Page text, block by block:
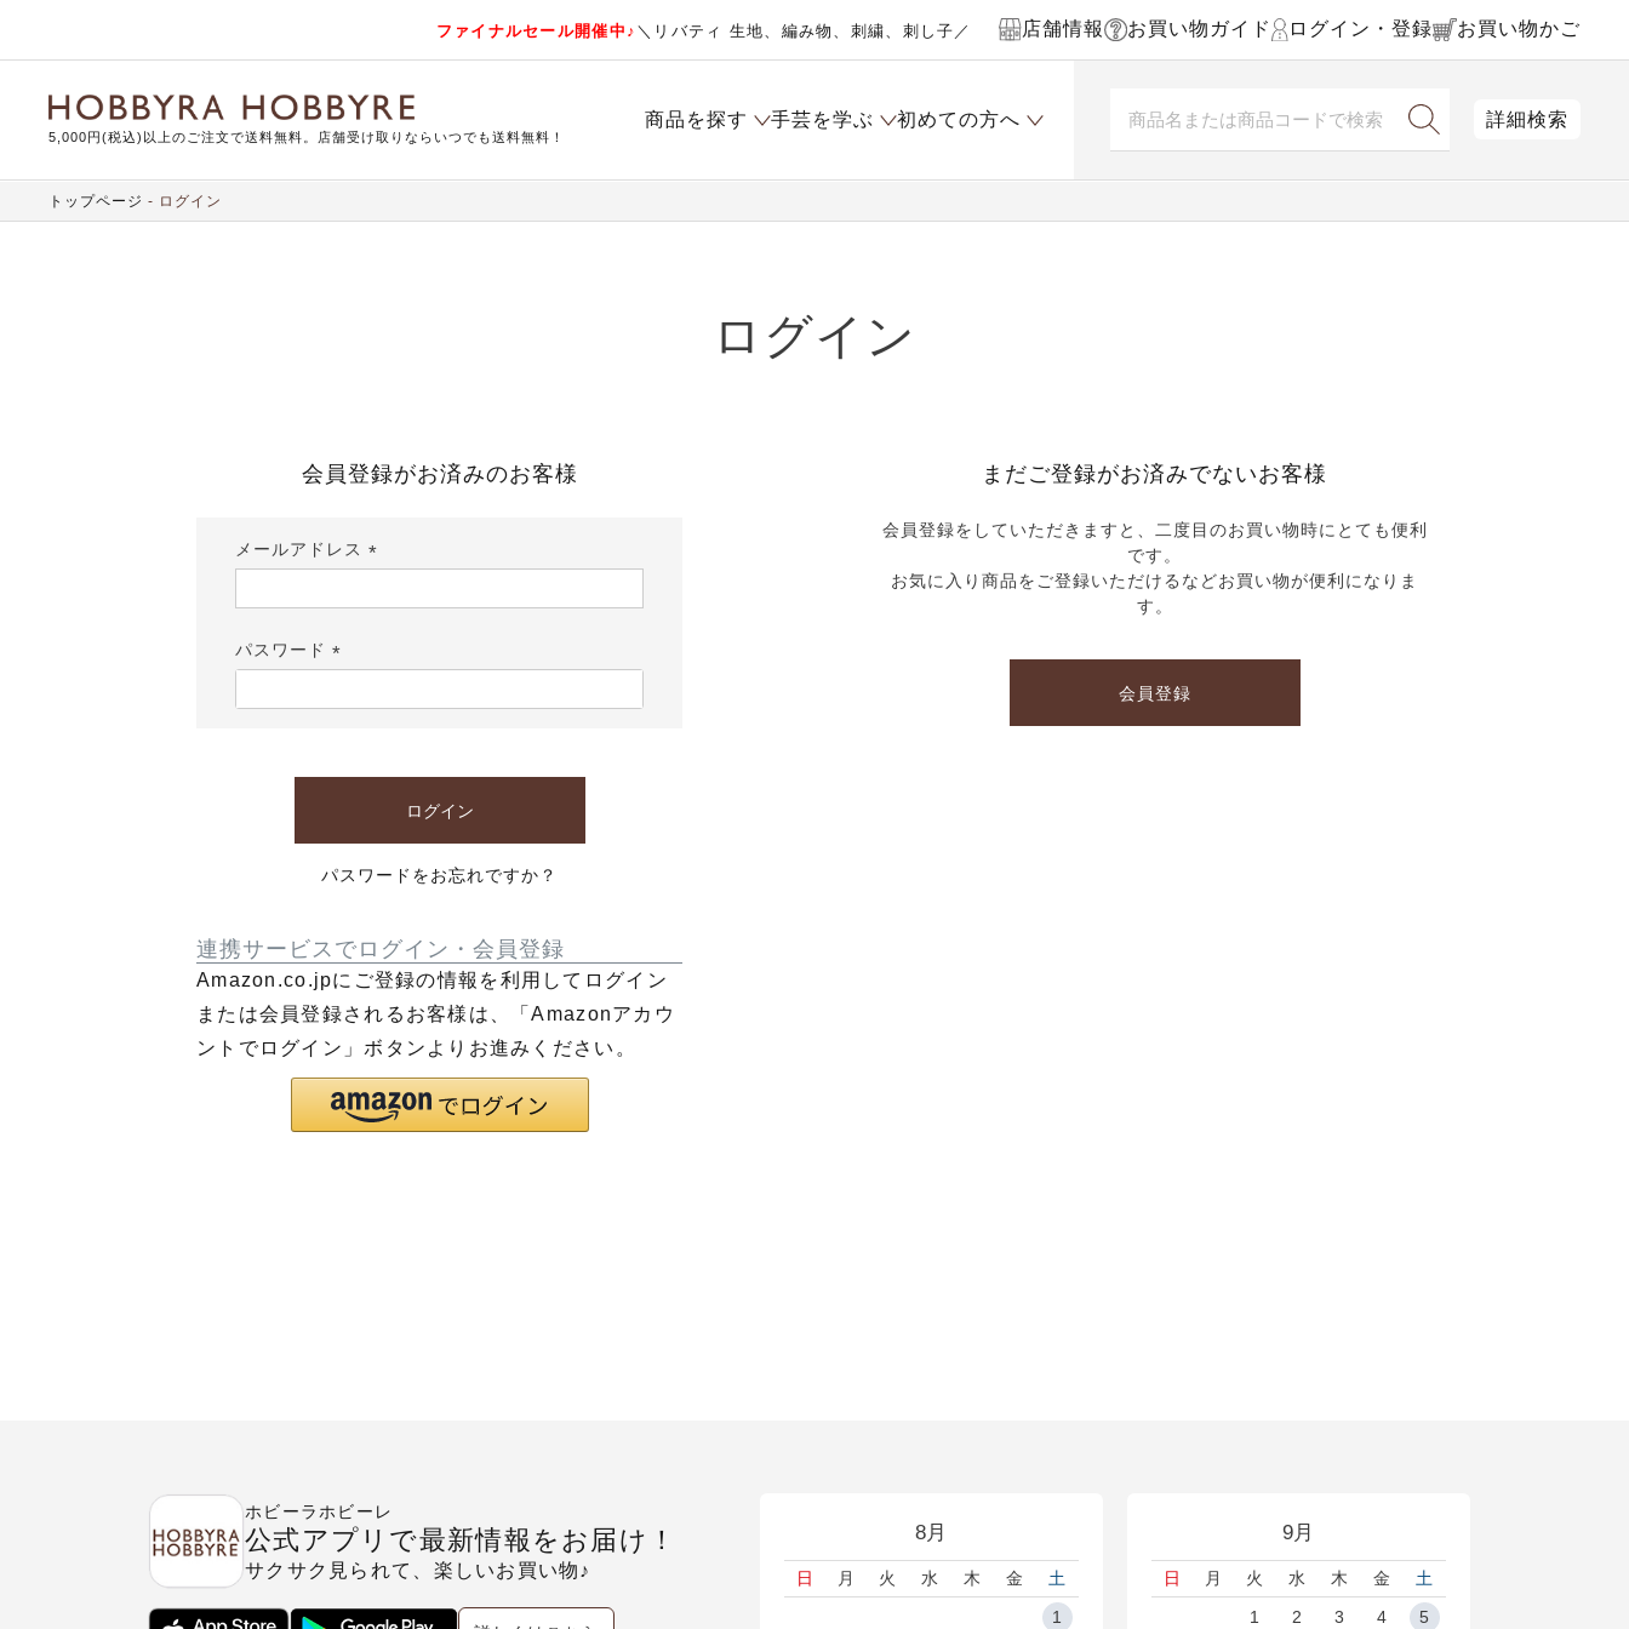
ファイナルセール開催中♪ ＼リバティ 生地、編み物、刺繍、刺し子／ 店舗情報 お買い物ガイド ログイン・登録 お買い物かご
5,000円(税込)以上のご注文で送料無料。店舗受け取りならいつでも送料無料！
商品を探す 手芸を学ぶ 初めての方へ 詳細検索
トップページ ログイン
ログイン
会員登録がお済みのお客様
メールアドレス
須)
パスワード
須)
ログイン
パスワードをお忘れですか？
連携サービスでログイン・会員登録
Amazon.co.jpにご登録の情報を利用してログイン
または会員登録されるお客様は、「Amazonアカウ
ントでログイン」ボタンよりお進みください。
まだご登録がお済みでないお客様
会員登録をしていただきますと、二度目のお買い物時にとても便利
です。
お気に入り商品をご登録いただけるなどお買い物が便利になりま
す。
会員登録
8月
日 月 火 水 木 金
土
1
9月
日 月 火 水 木 金
土
1
2 3 4 5
ホビーラホビーレ
公式アプリで最新情報をお届け！
サクサク見られて、楽しいお買い物♪